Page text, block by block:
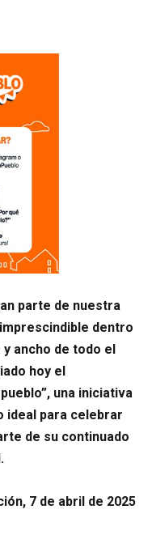
parte de nuestra
dentro
ancho de todo el
hoy el
una iniciativa
ideal para celebrar
de su continuado
7 de abril de 2025